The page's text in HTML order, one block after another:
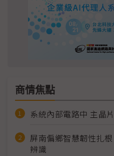
商情焦點
系統內部電路中 主晶
屏南偏鄉智慧韌性扎
辨識